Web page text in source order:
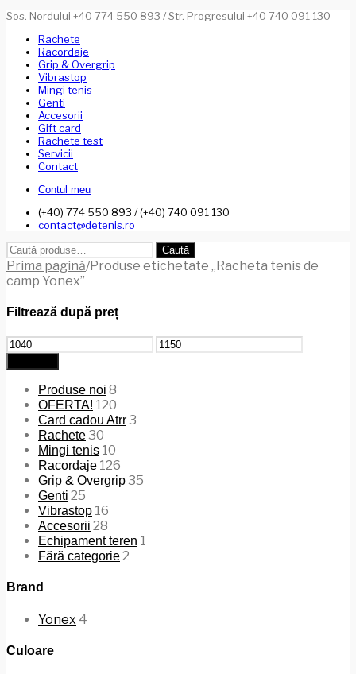
Sos. Nordului +40 774 550 893 / Str. Progresului +40 740 091 130
Rachete
Racordaje
Grip & Overgrip
Vibrastop
Mingi tenis
Genti
Accesorii
Gift card
Rachete test
Servicii
Contact
Contul meu
(+40) 774 550 893 / (+40) 740 091 130
contact@detenis.ro
Caută
după:
Caută
Prima pagină/Produse etichetate „Racheta tenis de
camp Yonex”
Filtrează după preț
Preț
minim
Preț
maxim
Produse noi 8
OFERTA! 120
Card cadou Atrr3
Rachete30
Mingi tenis 10
Racordaje 126
Grip & Overgrip35
Genti 25
Vibrastop 16
Accesorii 28
Echipament teren 1
Fără categorie2
Brand
Yonex 4
Culoare